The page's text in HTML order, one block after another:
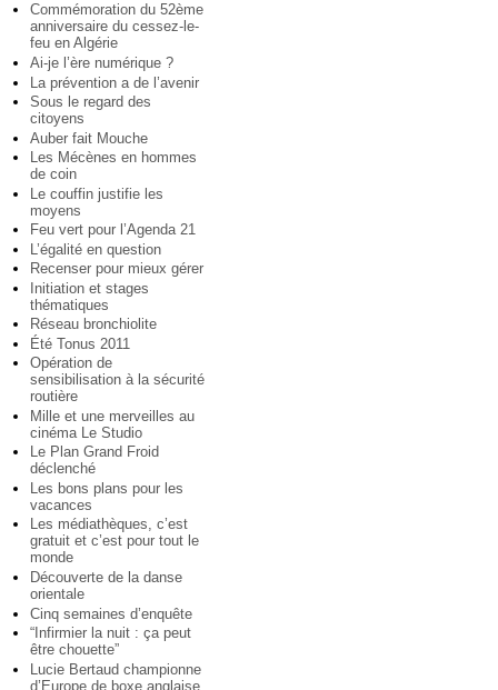
Commémoration du 52ème
anniversaire du cessez-le-
feu en Algérie
Ai-je l’ère numérique ?
La prévention a de l’avenir
Sous le regard des
citoyens
Auber fait Mouche
Les Mécènes en hommes
de coin
Le couffin justifie les
moyens
Feu vert pour l’Agenda 21
L’égalité en question
Recenser pour mieux gérer
Initiation et stages
thématiques
Réseau bronchiolite
Été Tonus 2011
Opération de
sensibilisation à la sécurité
routière
Mille et une merveilles au
cinéma Le Studio
Le Plan Grand Froid
déclenché
Les bons plans pour les
vacances
Les médiathèques, c’est
gratuit et c’est pour tout le
monde
Découverte de la danse
orientale
Cinq semaines d’enquête
“Infirmier la nuit : ça peut
être chouette”
Lucie Bertaud championne
d’Europe de boxe anglaise